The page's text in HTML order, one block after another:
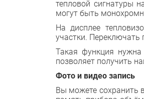
тепловой сигнатуры
могут быть
На дисплее
участки.
Такая функция
позволяет получить
Фото и видео запись
Вы можете сохранить